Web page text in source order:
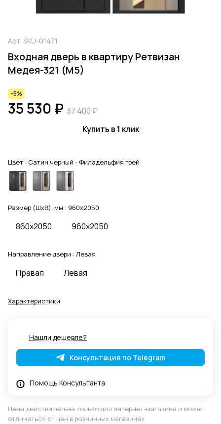
Арт. SKU-01471
Входная дверь в квартиру Ретвизан
Медея-321 (М5)
-5%
35 530 ₽ 37 400 ₽
Купить в 1 клик
Цвет : Сатин черный - Филадельфия грей
Размер (ШхВ), мм : 960x2050
860x2050 960x2050
Направление двери : Левая
Правая Левая
Характеристики
Нашли дешевле?
Консультация по Telegram
Помощь Консультанта
Цена действительна только для интернет-магазина и может
отличаться от цен в розничных магазинах